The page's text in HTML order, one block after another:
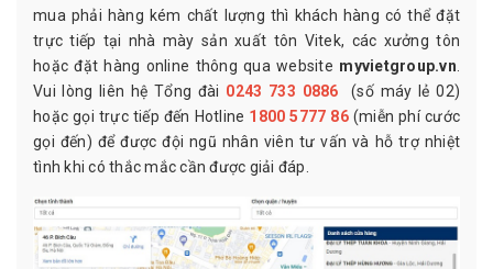
mua phải hàng kém chất lượng thì khách hàng có thể đặt
trực tiếp tại nhà mày sản xuất tôn Vitek, các xưởng tôn
hoặc đặt hàng online thông qua website myvietgroup.vn
Vui lòng liên hệ Tổng đài 0243 733 0886 (số máy lẻ 02)
hoặc gọi trực tiếp đến Hotline 1800 5777 86 (miễn phí cước
gọi đến) để được đội ngũ nhân viên tư vấn và hỗ trợ nhiệt
tình khi có thắc mắc cần được giải đáp.